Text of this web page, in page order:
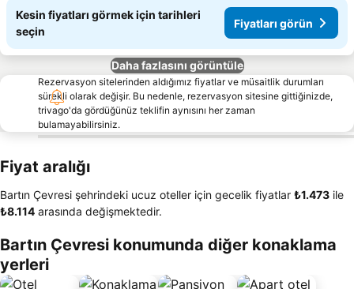
Kesin fiyatları görmek için tarihleri
seçin
Fiyatları görün
Daha fazlasını görüntüle
Rezervasyon sitelerinden aldığımız fiyatlar ve müsaitlik durumları
sürekli olarak değişir. Bu nedenle, rezervasyon sitesine gittiğinizde,
trivago'da gördüğünüz teklifin aynısını her zaman
bulamayabilirsiniz.
Fiyat aralığı
Bartın Çevresi şehrindeki ucuz oteller için gecelik fiyatlar ‎₺1.473 ile
‎₺8.114 arasında değişmektedir.
Bartın Çevresi konumunda diğer konaklama
yerleri